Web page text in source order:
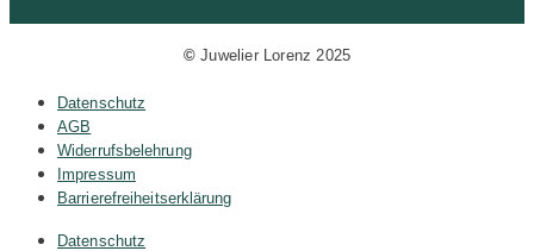
© Juwelier Lorenz 2025
Datenschutz
AGB
Widerrufsbelehrung
Impressum
Barrierefreiheitserklärung
Datenschutz